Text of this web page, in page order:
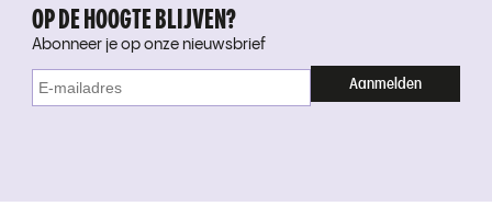
OP DE HOOGTE BLIJVEN?
Abonneer je op onze nieuwsbrief